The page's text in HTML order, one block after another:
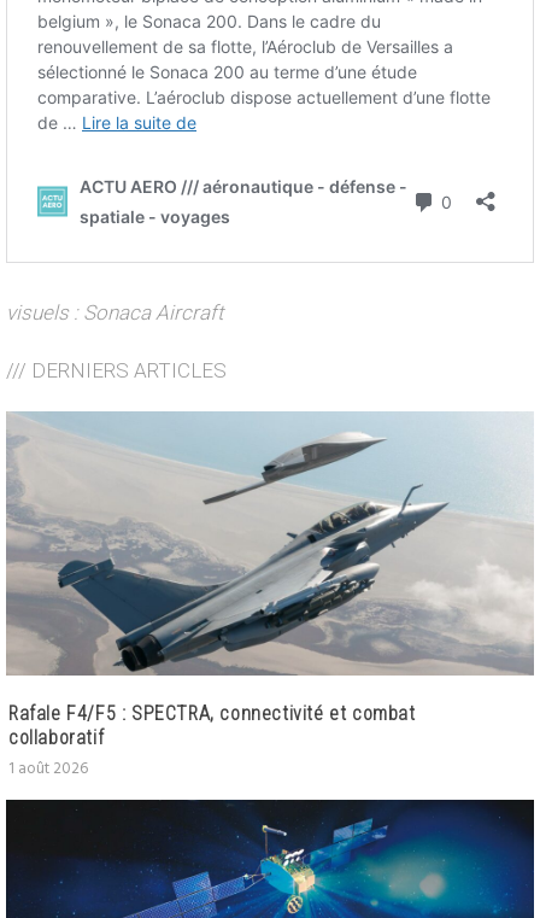
visuels : Sonaca Aircraft
/// DERNIERS ARTICLES
Rafale F4/F5 : SPECTRA, connectivité et combat
collaboratif
1 août 2026